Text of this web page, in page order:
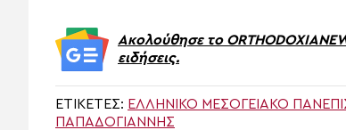
Ακολούθησε το
ειδήσεις.
ΕΤΙΚΈΤΕΣ: ΕΛΛΗΝΙΚΌ ΜΕΣΟΓΕΙΑΚΌ
ΠΑΠΑΔΟΓΙΆΝΝΗΣ